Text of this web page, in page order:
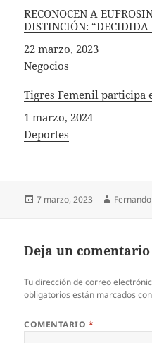
RECONOCEN A
DISTINCIÓN: “DECIDIDA
Fecha
22 marzo, 2023
In relation to
Negocios
Tigres Femenil participa
Fecha
1 marzo, 2024
In relation to
Deportes
Publicado
7 marzo, 2023 Autor
Deja un comentario
Tu dirección de correo
obligatorios están marcados
COMENTARIO *